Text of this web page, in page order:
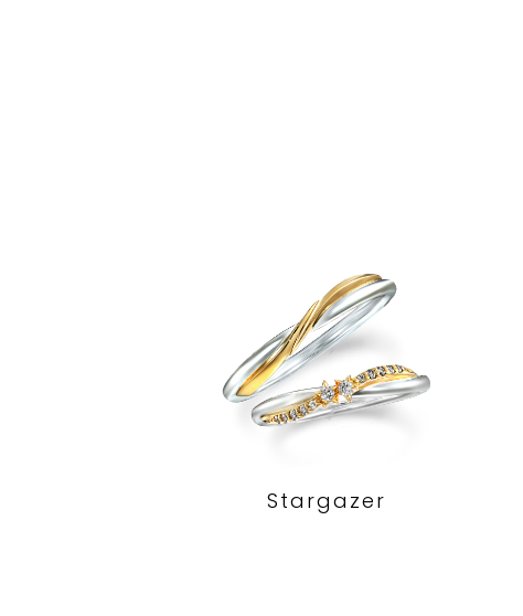
Stargazer